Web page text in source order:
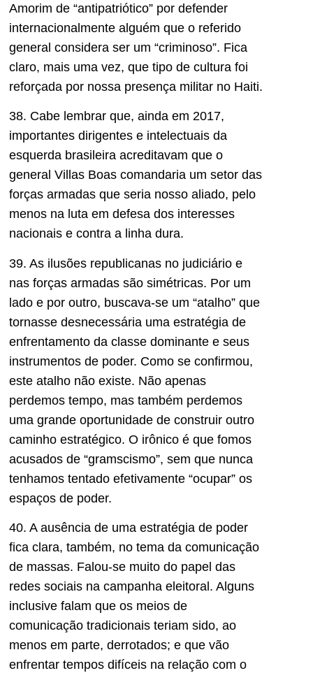
Amorim de “antipatriótico” por defender
internacionalmente alguém que o referido
general considera ser um “criminoso”. Fica
claro, mais uma vez, que tipo de cultura foi
reforçada por nossa presença militar no Haiti.
38. Cabe lembrar que, ainda em 2017,
importantes dirigentes e intelectuais da
esquerda brasileira acreditavam que o
general Villas Boas comandaria um setor das
forças armadas que seria nosso aliado, pelo
menos na luta em defesa dos interesses
nacionais e contra a linha dura.
39. As ilusões republicanas no judiciário e
nas forças armadas são simétricas. Por um
lado e por outro, buscava-se um “atalho” que
tornasse desnecessária uma estratégia de
enfrentamento da classe dominante e seus
instrumentos de poder. Como se confirmou,
este atalho não existe. Não apenas
perdemos tempo, mas também perdemos
uma grande oportunidade de construir outro
caminho estratégico. O irônico é que fomos
acusados de “gramscismo”, sem que nunca
tenhamos tentado efetivamente “ocupar” os
espaços de poder.
40. A ausência de uma estratégia de poder
fica clara, também, no tema da comunicação
de massas. Falou-se muito do papel das
redes sociais na campanha eleitoral. Alguns
inclusive falam que os meios de
comunicação tradicionais teriam sido, ao
menos em parte, derrotados; e que vão
enfrentar tempos difíceis na relação com o